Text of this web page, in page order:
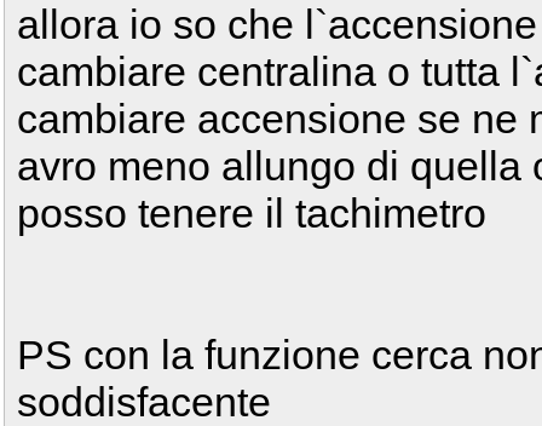
allora io so che
cambiare centralina o tutta
cambiare accensione se ne
avro meno allungo di quella
posso tenere il tachimetro
PS con la funzione cerca
soddisfacente